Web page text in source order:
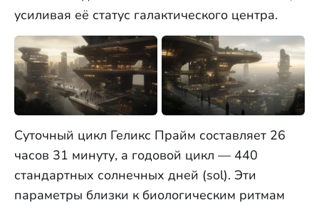
усиливая её статус галактического центра.
Суточный цикл Геликс Прайм составляет 26
часов 31 минуту, а годовой цикл — 440
стандартных солнечных дней (sol). Эти
параметры близки к биологическим ритмам